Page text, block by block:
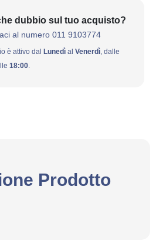
dubbio sul tuo acquisto?
al numero 011 9103774
è attivo dal Lunedì al Venerdì, dalle
18:00.
Prodotto